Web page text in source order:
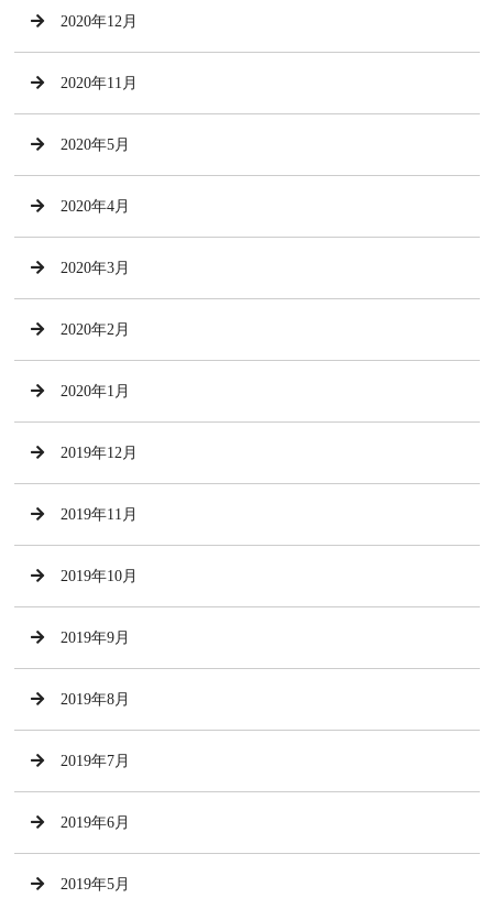
2020年12月
2020年11月
2020年5月
2020年4月
2020年3月
2020年2月
2020年1月
2019年12月
2019年11月
2019年10月
2019年9月
2019年8月
2019年7月
2019年6月
2019年5月